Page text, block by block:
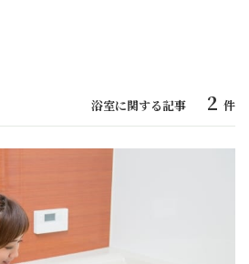
浴室に関する記事 2 件